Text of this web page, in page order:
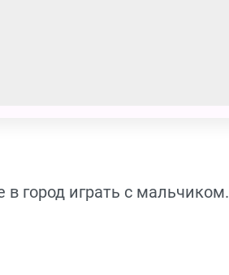
в город играть с мальчиком.